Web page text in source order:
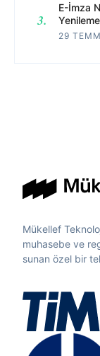
E-İmza
29
Mükellef
muhasebe ve
sunan özel bir